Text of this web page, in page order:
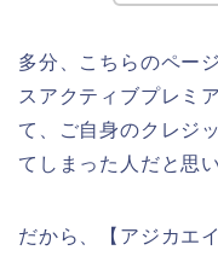
多分、こちらのペー
スアクティブプレミ
て、ご自身のクレジ
てしまった人だと思
だから、【アジカエ